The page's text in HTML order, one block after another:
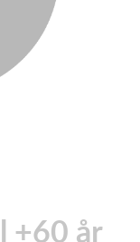
+60 år